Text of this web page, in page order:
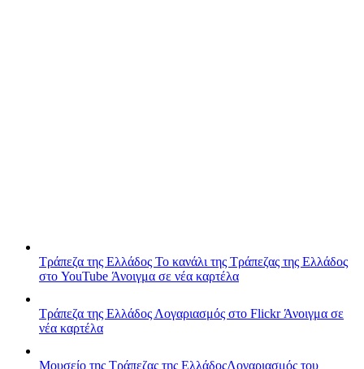
Τράπεζα της Ελλάδος Το κανάλι της Τράπεζας της Ελλάδος
στο YouTube Άνοιγμα σε νέα καρτέλα
Τράπεζα της Ελλάδος Λογαριασμός στο FlickrΆνοιγμα σε
νέα καρτέλα
Μουσείο της Τράπεζας της ΕλλάδοςΛογαριασμός του